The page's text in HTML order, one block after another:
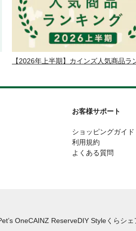
【2026年上半期】カインズ人気商品ラ
お客様サポート
ショッピングガイド
利用規約
よくある質問
OneCAINZ ReserveDIY Styleくらシェ